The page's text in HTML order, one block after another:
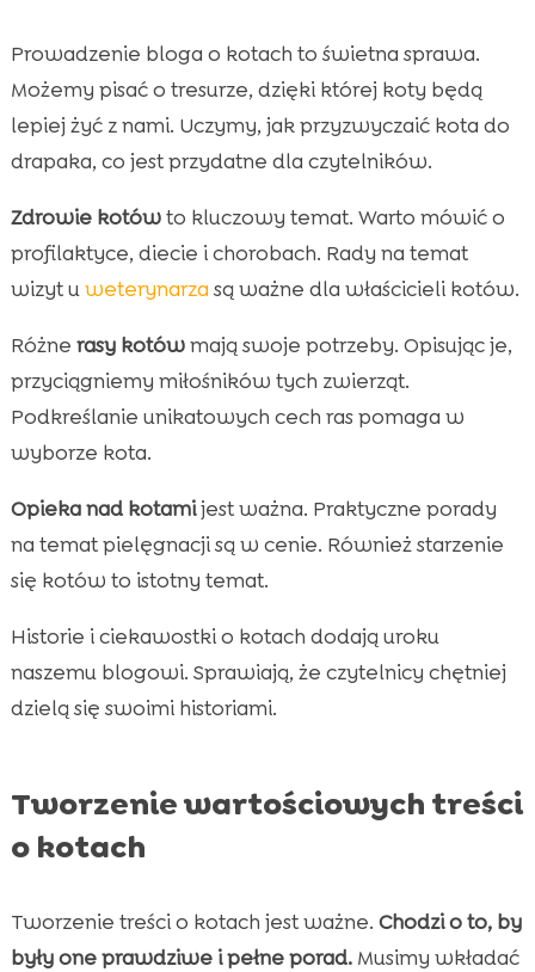
Prowadzenie bloga o kotach to świetna sprawa.
Możemy pisać o tresurze, dzięki której koty będą
lepiej żyć z nami. Uczymy, jak przyzwyczaić kota do
drapaka, co jest przydatne dla czytelników.
Zdrowie kotówto kluczowy temat. Warto mówić o
profilaktyce, diecie i chorobach. Rady na temat
wizyt uweterynarza są ważne dla właścicieli kotów.
Różne rasy kotówmają swoje potrzeby. Opisując je,
przyciągniemy miłośników tych zwierząt.
Podkreślanie unikatowych cech ras pomaga w
wyborze kota.
Opieka nad kotamijest ważna. Praktyczne porady
na temat pielęgnacji są w cenie. Również starzenie
się kotów to istotny temat.
Historie i ciekawostki o kotach dodają uroku
naszemu blogowi. Sprawiają, że czytelnicy chętniej
dzielą się swoimi historiami.
Tworzenie wartościowych treści
o kotach
Tworzenie treści o kotach jest ważne. Chodzi o to, by
były one prawdziwe i pełne porad.Musimy wkładać